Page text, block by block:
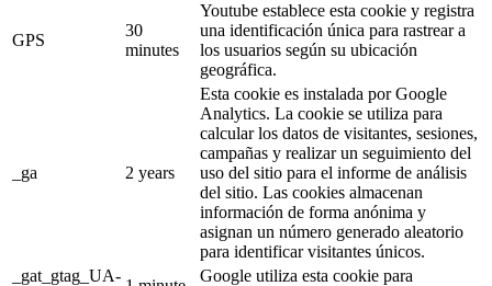
GPS
30
minutes
Youtube establece esta cookie y registra
una identificación única para rastrear a
los usuarios según su ubicación
geográfica.
_ga 2 years
Esta cookie es instalada por Google
Analytics. La cookie se utiliza para
calcular los datos de visitantes, sesiones,
campañas y realizar un seguimiento del
uso del sitio para el informe de análisis
del sitio. Las cookies almacenan
información de forma anónima y
asignan un número generado aleatorio
para identificar visitantes únicos.
_gat_gtag_UA-
Google utiliza esta cookie para